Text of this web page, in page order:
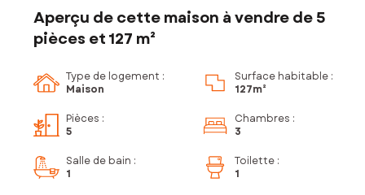
Aperçu de cette maison à vendre de 5
pièces et 127 m²
Type de logement :
Maison
Surface habitable :
127m²
Pièces :
5
Chambres :
3
Salle de bain :
1
Toilette :
1